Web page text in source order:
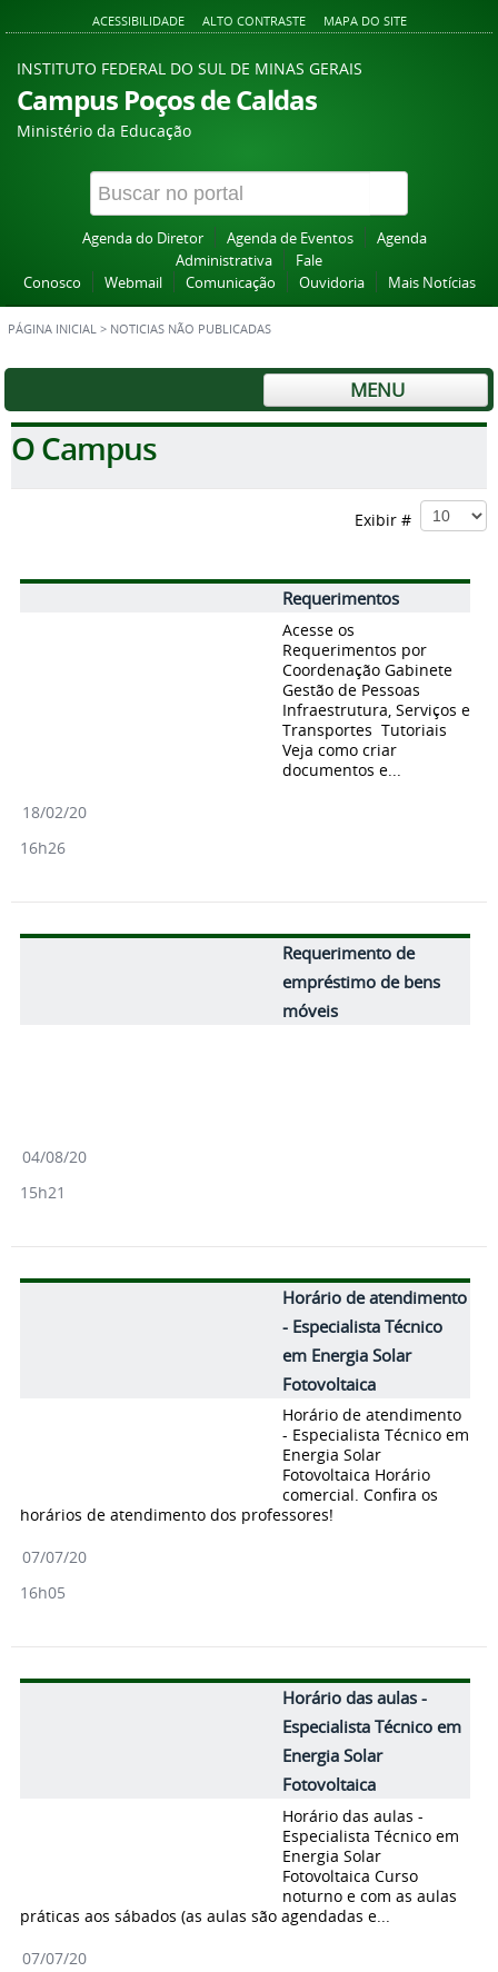
ACESSIBILIDADE ALTO CONTRASTE MAPA DO SITE
INSTITUTO FEDERAL DO SUL DE MINAS GERAIS
Campus Poços de Caldas
Ministério da Educação
Agenda do Diretor Agenda de Eventos
Agenda
Administrativa
Fale
Conosco
Webmail Comunicação Ouvidoria Mais Notícias
PÁGINA INICIAL > NOTICIAS NÃO PUBLICADAS
MENU
O Campus
Exibir #
Requerimentos
Acesse os
Requerimentos por
Coordenação Gabinete
Gestão de Pessoas
Infraestrutura, Serviços e
Transportes Tutoriais
Veja como criar
documentos e...
18/02/20
16h26
Requerimento de
empréstimo de bens
móveis
04/08/20
15h21
Horário de atendimento
- Especialista Técnico
em Energia Solar
Fotovoltaica
Horário de atendimento
- Especialista Técnico em
Energia Solar
Fotovoltaica Horário
comercial. Confira os
horários de atendimento dos professores!
07/07/20
16h05
Horário das aulas -
Especialista Técnico em
Energia Solar
Fotovoltaica
Horário das aulas -
Especialista Técnico em
Energia Solar
Fotovoltaica Curso
noturno e com as aulas
práticas aos sábados (as aulas são agendadas e...
07/07/20